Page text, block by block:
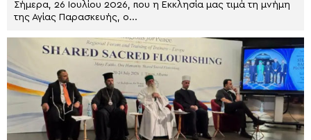
Σήμερα, 26 Ιουλίου 2026, που η Εκκλησία μας τιμά τη μνήμη
της Αγίας Παρασκευής, ο...